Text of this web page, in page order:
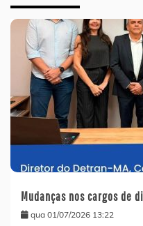
Mudanças nos cargos de
qua 01/07/2026 13:22